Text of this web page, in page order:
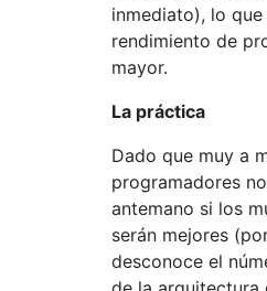
inmediato), lo
rendimiento de
mayor.
La práctica
Dado que muy a
programadores
antemano si los
serán mejores
desconoce el